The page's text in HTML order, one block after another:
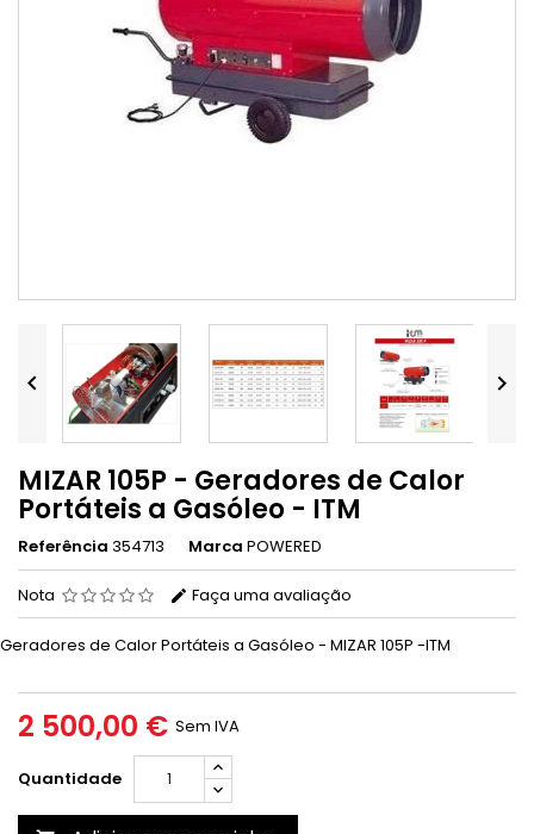
 
MIZAR 105P - Geradores de Calor
Portáteis a Gasóleo - ITM
Referência 354713 Marca POWERED
Nota Faça uma avaliação
Geradores de Calor Portáteis a Gasóleo - MIZAR 105P -ITM
2 500,00 € Sem IVA
Quantidade